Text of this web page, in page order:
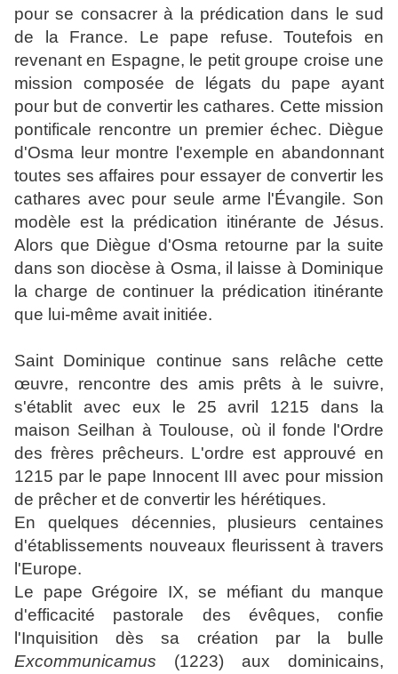
pour se consacrer à la prédication dans le sud
de la France. Le pape refuse. Toutefois en
revenant en Espagne, le petit groupe croise une
mission composée de légats du pape ayant
pour but de convertir les cathares. Cette mission
pontificale rencontre un premier échec. Diègue
d'Osma leur montre l'exemple en abandonnant
toutes ses affaires pour essayer de convertir les
cathares avec pour seule arme l'Évangile. Son
modèle est la prédication itinérante de Jésus.
Alors que Diègue d'Osma retourne par la suite
dans son diocèse à Osma, il laisse à Dominique
la charge de continuer la prédication itinérante
que lui-même avait initiée.
Saint Dominique continue sans relâche cette
œuvre, rencontre des amis prêts à le suivre,
s'établit avec eux le 25 avril 1215 dans la
maison Seilhan à Toulouse, où il fonde l'Ordre
des frères prêcheurs. L'ordre est approuvé en
1215 par le pape Innocent III avec pour mission
de prêcher et de convertir les hérétiques.
En quelques décennies, plusieurs centaines
d'établissements nouveaux fleurissent à travers
l'Europe.
Le pape Grégoire IX, se méfiant du manque
d'efficacité pastorale des évêques, confie
l'Inquisition dès sa création par la bulle
Excommunicamus (1223) aux dominicains,